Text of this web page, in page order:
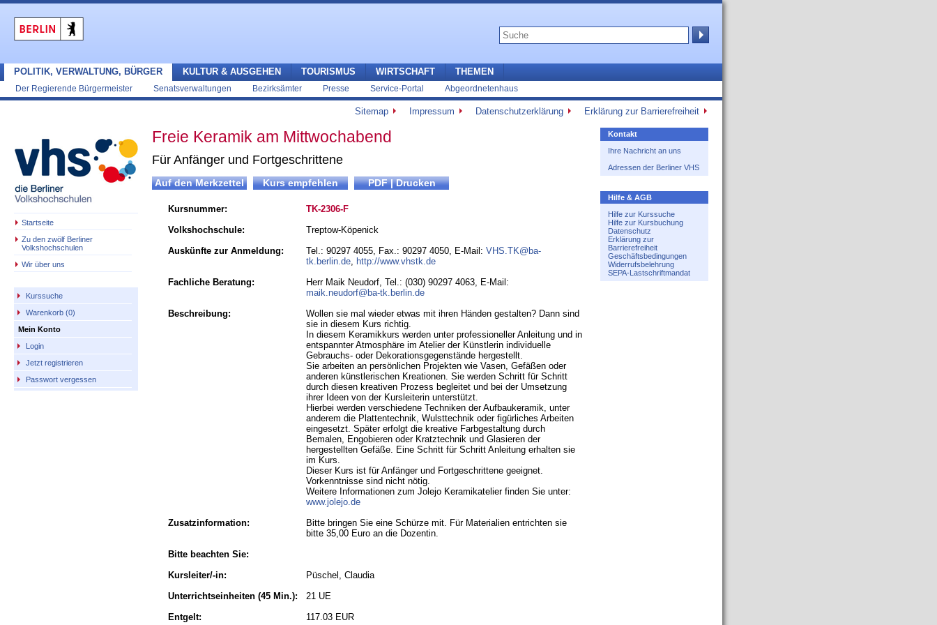
POLITIK, VERWALTUNG, BÜRGER
Der Regierende Bürgermeister Senatsverwaltungen Bezirksämter Presse Service-Portal Abgeordnetenhaus
KULTUR & AUSGEHEN TOURISMUS WIRTSCHAFT THEMEN
Sitemap Impressum Datenschutzerklärung Erklärung zur Barrierefreiheit
Startseite
Zu den zwölf Berliner
Volkshochschulen
Wir über uns
Kurssuche
Warenkorb (0)
Mein Konto
Login
Jetzt registrieren
Passwort vergessen
Kontakt
Ihre Nachricht an uns
Adressen der Berliner VHS
Hilfe & AGB
Hilfe zur Kurssuche
Hilfe zur Kursbuchung
Datenschutz
Erklärung zur
Barrierefreiheit
Geschäftsbedingungen
Widerrufsbelehrung
SEPA-Lastschriftmandat
Freie Keramik am Mittwochabend
Für Anfänger und Fortgeschrittene
Kursnummer:
TK-2306-F
Volkshochschule:
Treptow-Köpenick
Auskünfte zur Anmeldung:
Tel.: 90297 4055, Fax.: 90297 4050, E-Mail: VHS.TK@ba-
tk.berlin.de, http://www.vhstk.de
Fachliche Beratung:
Herr Maik Neudorf, Tel.: (030) 90297 4063, E-Mail:
maik.neudorf@ba-tk.berlin.de
Beschreibung:
Wollen sie mal wieder etwas mit ihren Händen gestalten? Dann sind
sie in diesem Kurs richtig.
In diesem Keramikkurs werden unter professioneller Anleitung und in
entspannter Atmosphäre im Atelier der Künstlerin individuelle
Gebrauchs- oder Dekorationsgegenstände hergestellt.
Sie arbeiten an persönlichen Projekten wie Vasen, Gefäßen oder
anderen künstlerischen Kreationen. Sie werden Schritt für Schritt
durch diesen kreativen Prozess begleitet und bei der Umsetzung
ihrer Ideen von der Kursleiterin unterstützt.
Hierbei werden verschiedene Techniken der Aufbaukeramik, unter
anderem die Plattentechnik, Wulsttechnik oder figürliches Arbeiten
eingesetzt. Später erfolgt die kreative Farbgestaltung durch
Bemalen, Engobieren oder Kratztechnik und Glasieren der
hergestellten Gefäße. Eine Schritt für Schritt Anleitung erhalten sie
im Kurs.
Dieser Kurs ist für Anfänger und Fortgeschrittene geeignet.
Vorkenntnisse sind nicht nötig.
Weitere Informationen zum Jolejo Keramikatelier finden Sie unter:
www.jolejo.de
Zusatzinformation:
Bitte bringen Sie eine Schürze mit. Für Materialien entrichten sie
bitte 35,00 Euro an die Dozentin.
Bitte beachten Sie:
Kursleiter/-in:
Püschel, Claudia
Unterrichtseinheiten (45 Min.):
21 UE
Entgelt:
117.03 EUR